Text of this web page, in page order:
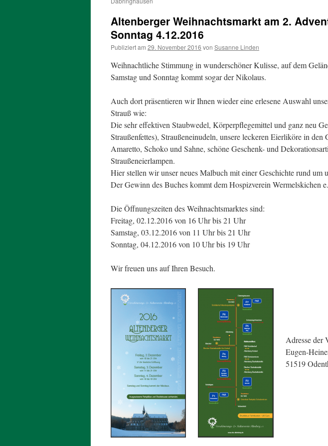
Altenberger Weihnachtsmarkt am 2.
Sonntag 4.12.2016
Publiziert am 29. November 2016 von Susanne Linden
Weihnachtliche Stimmung in wunderschöner Kulisse, auf dem
Samstag und Sonntag kommt sogar der Nikolaus.
Auch dort präsentieren wir Ihnen wieder eine erlesene Auswahl
Strauß wie:
Die sehr effektiven Staubwedel, Körperpflegemittel und ganz neu
Straußenfettes), Straußeneinudeln, unsere leckeren Eierliköre in den
Amaretto, Schoko und Sahne, schöne Geschenk- und
Straußeneierlampen.
Hier stellen wir unser neues Malbuch mit einer Geschichte rund um
Der Gewinn des Buches kommt dem Hospizverein Wermelskichen
Die Öffnungszeiten des Weihnachtsmarktes sind:
Freitag, 02.12.2016 von 16 Uhr bis 21 Uhr
Samstag, 03.12.2016 von 11 Uhr bis 21 Uhr
Sonntag, 04.12.2016 von 10 Uhr bis 19 Uhr
Wir freuen uns auf Ihren Besuch.
Adresse der
Eugen-
51519